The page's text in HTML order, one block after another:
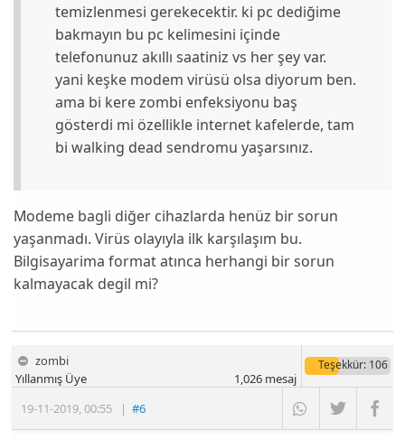
temizlenmesi gerekecektir. ki pc dediğime
bakmayın bu pc kelimesini içinde
telefonunuz akıllı saatiniz vs her şey var.
yani keşke modem virüsü olsa diyorum ben.
ama bi kere zombi enfeksiyonu baş
gösterdi mi özellikle internet kafelerde, tam
bi walking dead sendromu yaşarsınız.
Modeme bagli diğer cihazlarda henüz bir sorun
yaşanmadı. Virüs olayıyla ilk karşılaşım bu.
Bilgisayarima format atınca herhangi bir sorun
kalmayacak degil mi?
zombi
19-11-2019,00:55 |#6
Yıllanmış Üye
Teşekkür: 106
1,026mesaj